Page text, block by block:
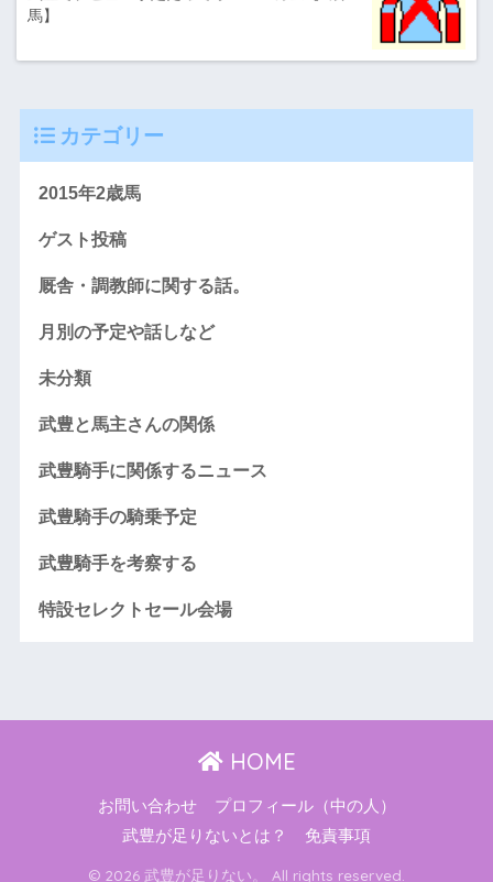
馬】
カテゴリー
2015年2歳馬
ゲスト投稿
厩舎・調教師に関する話。
月別の予定や話しなど
未分類
武豊と馬主さんの関係
武豊騎手に関係するニュース
武豊騎手の騎乗予定
武豊騎手を考察する
特設セレクトセール会場
HOME
お問い合わせ
プロフィール（中の人）
武豊が足りないとは？
免責事項
© 2026 武豊が足りない。 All rights reserved.